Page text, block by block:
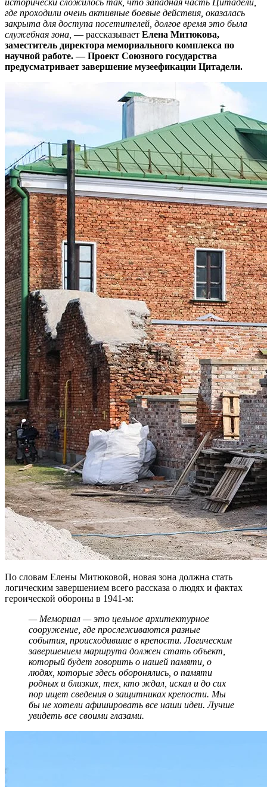
где проходили очень активные боевые действия, оказалась
закрыта для доступа посетителей, долгое время это была
служебная зона, — рассказывает Елена Митюкова,
заместитель директора мемориального комплекса по
научной работе. — Проект Союзного государства
предусматривает завершение музеефикации Цитадели.
По словам Елены Митюковой, новая зона должна стать
логическим завершением всего рассказа о людях и фактах
героической обороны в 1941‑м:
— Мемориал — это цельное архитектурное
сооружение, где прослеживаются разные
события, происходившие в крепости. Логическим
завершением маршрута должен стать объект,
который будет говорить о нашей памяти, о
людях, которые здесь оборонялись, о памяти
родных и близких, тех, кто ждал, искал и до сих
пор ищет сведения о защитниках крепости. Мы
бы не хотели афишировать все наши идеи. Лучше
увидеть все своими глазами.